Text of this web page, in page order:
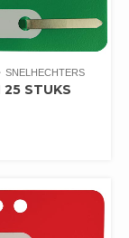
SNELHECHTERS
25 STUKS